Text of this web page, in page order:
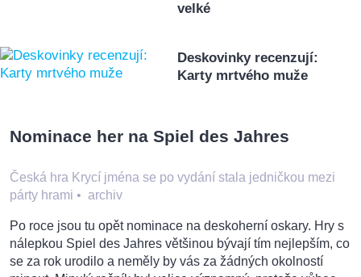
velké
Deskovinky recenzují:
Karty mrtvého muže
Nominace her na Spiel des Jahres
Česká hra Krycí jména se po vydání stala jedničkou mezi
párty hrami • archiv
Po roce jsou tu opět nominace na deskoherní oskary. Hry s
nálepkou Spiel des Jahres většinou bývají tím nejlepším, co
se za rok urodilo a neměly by vás za žádných okolností